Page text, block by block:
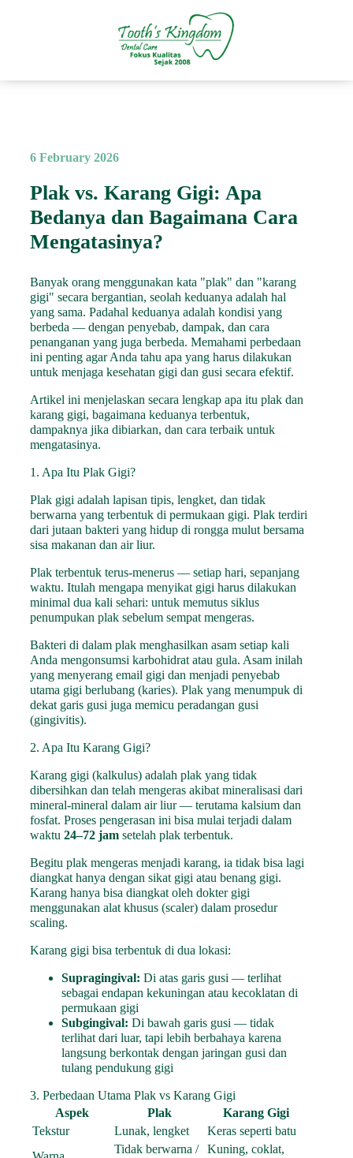
6 February 2026
Plak vs. Karang Gigi: Apa
Bedanya dan Bagaimana Cara
Mengatasinya?
Banyak orang menggunakan kata "plak" dan "karang
gigi" secara bergantian, seolah keduanya adalah hal
yang sama. Padahal keduanya adalah kondisi yang
berbeda — dengan penyebab, dampak, dan cara
penanganan yang juga berbeda. Memahami perbedaan
ini penting agar Anda tahu apa yang harus dilakukan
untuk menjaga kesehatan gigi dan gusi secara efektif.
Artikel ini menjelaskan secara lengkap apa itu plak dan
karang gigi, bagaimana keduanya terbentuk,
dampaknya jika dibiarkan, dan cara terbaik untuk
mengatasinya.
1. Apa Itu Plak Gigi?
Plak gigi adalah lapisan tipis, lengket, dan tidak
berwarna yang terbentuk di permukaan gigi. Plak terdiri
dari jutaan bakteri yang hidup di rongga mulut bersama
sisa makanan dan air liur.
Plak terbentuk terus-menerus — setiap hari, sepanjang
waktu. Itulah mengapa menyikat gigi harus dilakukan
minimal dua kali sehari: untuk memutus siklus
penumpukan plak sebelum sempat mengeras.
Bakteri di dalam plak menghasilkan asam setiap kali
Anda mengonsumsi karbohidrat atau gula. Asam inilah
yang menyerang email gigi dan menjadi penyebab
utama gigi berlubang (karies). Plak yang menumpuk di
dekat garis gusi juga memicu peradangan gusi
(gingivitis).
2. Apa Itu Karang Gigi?
Karang gigi (kalkulus) adalah plak yang tidak
dibersihkan dan telah mengeras akibat mineralisasi dari
mineral-mineral dalam air liur — terutama kalsium dan
fosfat. Proses pengerasan ini bisa mulai terjadi dalam
waktu24–72 jam setelah plak terbentuk.
Begitu plak mengeras menjadi karang, ia tidak bisa lagi
diangkat hanya dengan sikat gigi atau benang gigi.
Karang hanya bisa diangkat oleh dokter gigi
menggunakan alat khusus (scaler) dalam prosedur
scaling.
Karang gigi bisa terbentuk di dua lokasi:
Supragingival: Di atas garis gusi — terlihat
sebagai endapan kekuningan atau kecoklatan di
permukaan gigi
Subgingival: Di bawah garis gusi — tidak
terlihat dari luar, tapi lebih berbahaya karena
langsung berkontak dengan jaringan gusi dan
tulang pendukung gigi
3. Perbedaan Utama Plak vs Karang Gigi
Aspek
Plak
Karang Gigi
Tekstur
Lunak, lengket
Keras seperti batu
Tidak berwarna /
Kuning, coklat,